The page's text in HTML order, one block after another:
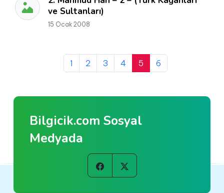
ve Sultanları)
15 Ocak 2008
1 2 3 4 5 6
Bilgicik.com Sosyal
Medyada